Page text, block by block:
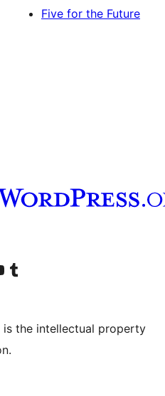
Five for the Future
へ Tumblr アカウントへ
is the intellectual property